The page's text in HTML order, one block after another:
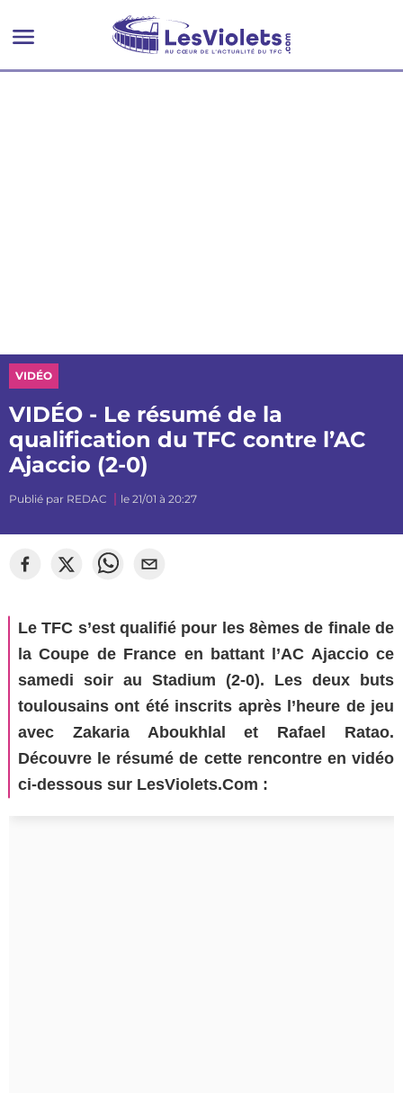
VIDÉO
VIDÉO - Le résumé de la
qualification du TFC contre l’AC
Ajaccio (2-0)
Publié par REDAC le 21/01 à 20:27
Le TFC s’est qualifié pour les 8èmes de finale de
la Coupe de France en battant l’AC Ajaccio ce
samedi soir au Stadium (2-0). Les deux buts
toulousains ont été inscrits après l’heure de jeu
avec Zakaria Aboukhlal et Rafael Ratao.
Découvre le résumé de cette rencontre en vidéo
ci-dessous sur LesViolets.Com :